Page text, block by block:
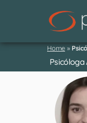
Home »
Psicóloga